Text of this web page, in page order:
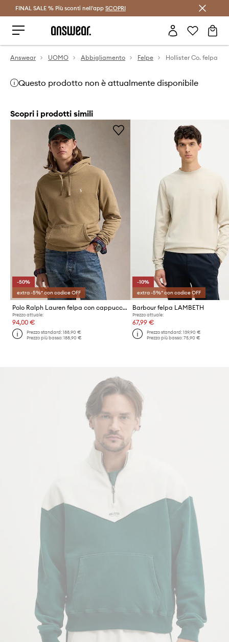
Risparmia con Answear Club >
FINAL SALE % Più sconti nell'app SCOPRI
Answear UOMO Abbigliamento Felpe Hollister Co. felpa
Questo prodotto non è attualmente disponibile
Scopri i prodotti simili
-50%
extra -5%* con codice OFF
Polo Ralph Lauren felpa con cappuccio da uomo in cotone
Prezzo attuale:
94,00 €
Prezzo standard:188,90 €
Prezzo più basso:188,90 €
-10%
extra -5%* con codice OFF
Barbour felpa LAMBETH
Prezzo attuale:
67,99 €
Prezzo standard: 139,90 €
Prezzo più basso: 75,90 €